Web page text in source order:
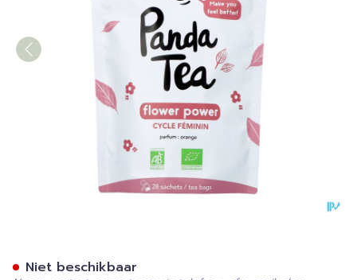
Niet beschikbaar